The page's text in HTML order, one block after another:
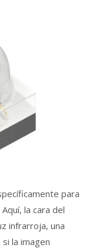
para
la cara del
infrarroja, una
la imagen